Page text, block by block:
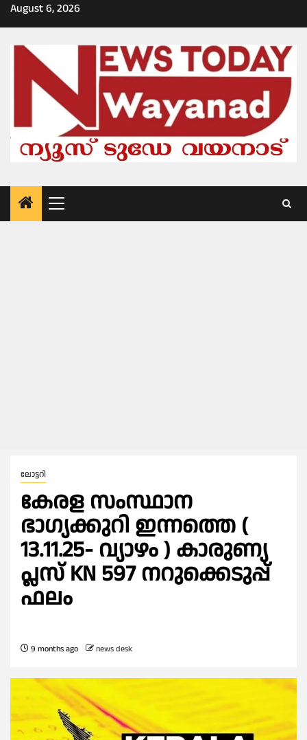
Skip
to
August 6, 2026
Primary
Menu
ലോട്ടറി
കേരള സംസ്ഥാന
ഭാഗ്യക്കുറി ഇന്നത്തെ (
13.11.25- വ്യാഴം ) കാരുണ്യ
പ്ലസ് KN 597 നറുക്കെടുപ്പ്
ഫലം
9 months ago news desk